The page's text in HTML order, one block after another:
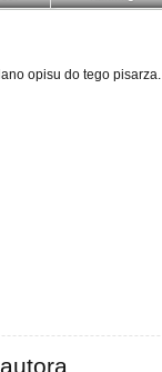
opisu do tego pisarza.